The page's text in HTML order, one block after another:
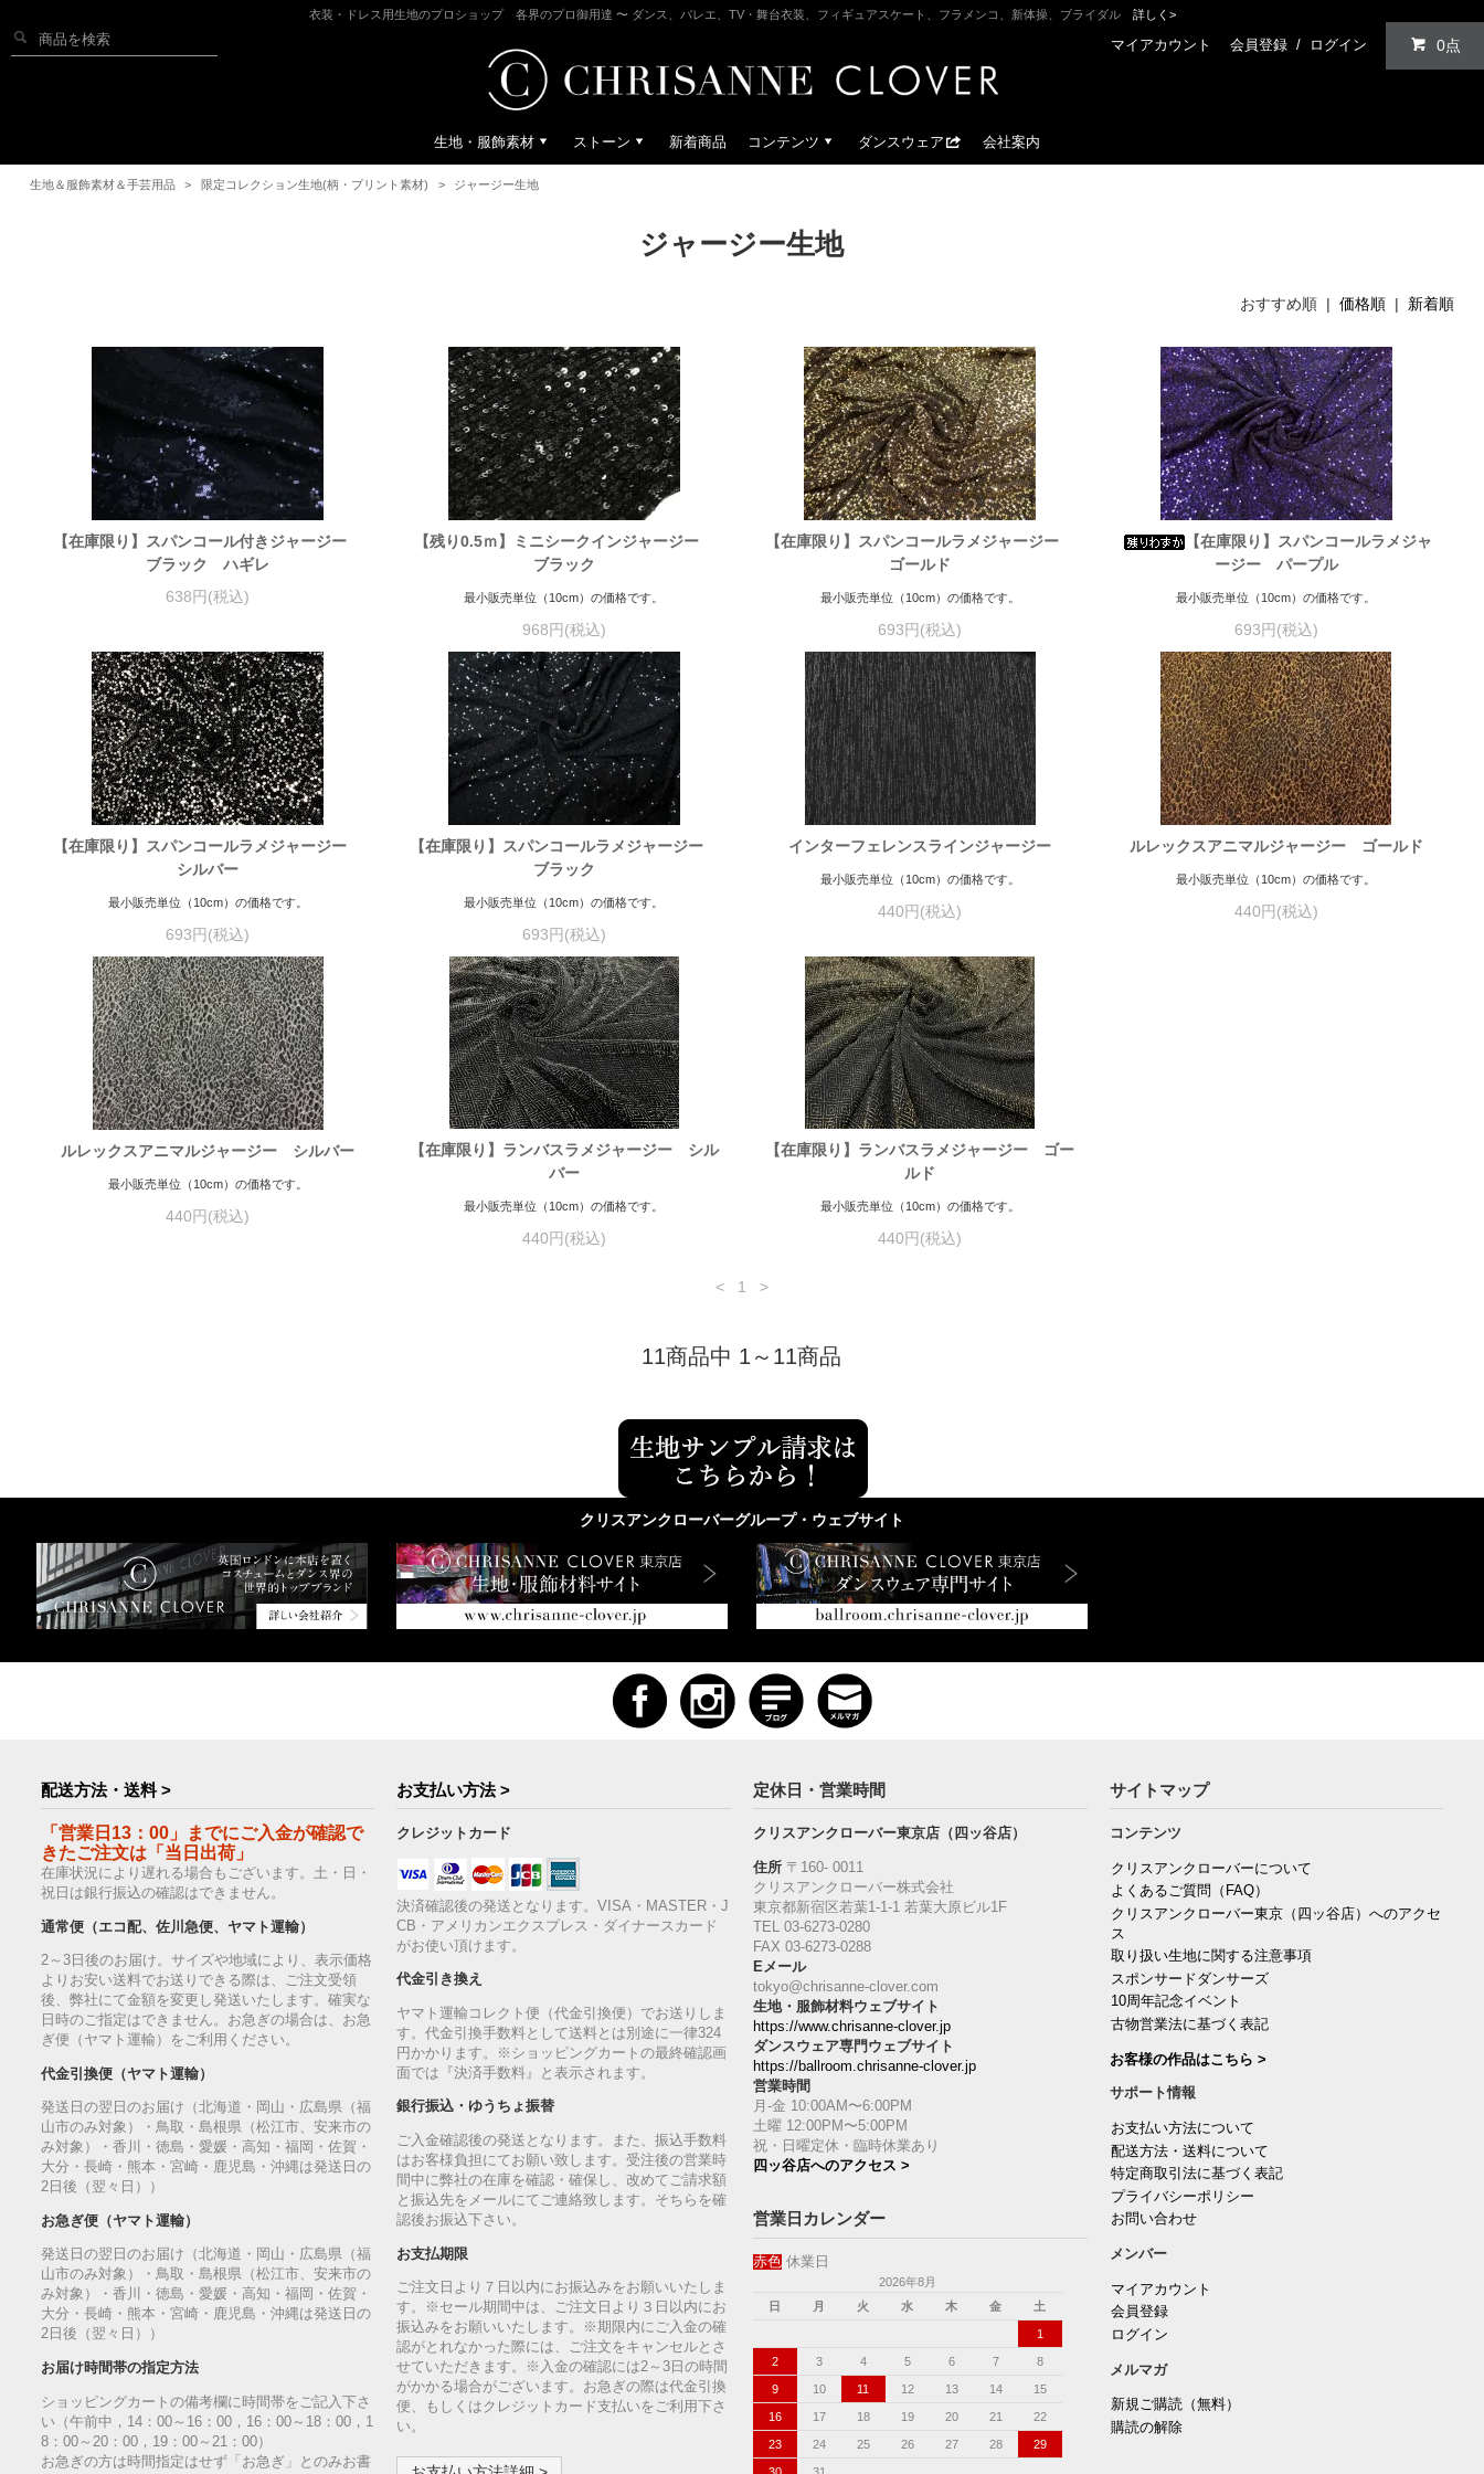
衣装・ドレス用生地のプロショップ 各界のプロ御用達 〜 ダンス、バレエ、TV・舞台衣装、フィギュアスケート、フラメンコ、新体操、ブライダル 詳しく>
マイアカウント 会員登録 / ログイン 0点
生地・服飾素材 ストーン 新着商品 コンテンツ ダンスウェア 会社案内
生地＆服飾素材＆手芸用品 > 限定コレクション生地(柄・プリント素材) > ジャージー生地
ジャージー生地
おすすめ順 |価格順 | 新着順
【在庫限り】スパンコール付きジャージー
ブラック ハギレ
638円(税込)
【残り0.5ｍ】ミニシークインジャージー
ブラック
最小販売単位（10cm）の価格です。
968円(税込)
【在庫限り】スパンコールラメジャージー
ゴールド
最小販売単位（10cm）の価格です。
693円(税込)
【在庫限り】スパンコールラメジャ
ージー パープル
最小販売単位（10cm）の価格です。
693円(税込)
【在庫限り】スパンコールラメジャージー
シルバー
最小販売単位（10cm）の価格です。
693円(税込)
【在庫限り】スパンコールラメジャージー
ブラック
最小販売単位（10cm）の価格です。
693円(税込)
インターフェレンスラインジャージー
最小販売単位（10cm）の価格です。
440円(税込)
ルレックスアニマルジャージー ゴールド
最小販売単位（10cm）の価格です。
440円(税込)
ルレックスアニマルジャージー シルバー
最小販売単位（10cm）の価格です。
440円(税込)
【在庫限り】ランバスラメジャージー シル
バー
最小販売単位（10cm）の価格です。
440円(税込)
【在庫限り】ランバスラメジャージー ゴー
ルド
最小販売単位（10cm）の価格です。
440円(税込)
< 1 >
11商品中 1～11商品
クリスアンクローバーグループ・ウェブサイト
配送方法・送料 >
「営業日13：00」までにご入金が確認で
きたご注文は「当日出荷」
在庫状況により遅れる場合もございます。土・日・
祝日は銀行振込の確認はできません。
通常便（エコ配、佐川急便、ヤマト運輸）
2～3日後のお届け。サイズや地域により、表示価格
よりお安い送料でお送りできる際は、ご注文受領
後、弊社にて金額を変更し発送いたします。確実な
日時のご指定はできません。お急ぎの場合は、お急
ぎ便（ヤマト運輸）をご利用ください。
代金引換便（ヤマト運輸）
発送日の翌日のお届け（北海道・岡山・広島県（福
山市のみ対象）・鳥取・島根県（松江市、安来市の
み対象）・香川・徳島・愛媛・高知・福岡・佐賀・
大分・長崎・熊本・宮崎・鹿児島・沖縄は発送日の
2日後（翌々日））
お急ぎ便（ヤマト運輸）
発送日の翌日のお届け（北海道・岡山・広島県（福
山市のみ対象）・鳥取・島根県（松江市、安来市の
み対象）・香川・徳島・愛媛・高知・福岡・佐賀・
大分・長崎・熊本・宮崎・鹿児島・沖縄は発送日の
2日後（翌々日））
お届け時間帯の指定方法
ショッピングカートの備考欄に時間帯をご記入下さ
い（午前中，14：00～16：00，16：00～18：00，1
8：00～20：00，19：00～21：00）
お急ぎの方は時間指定はせず「お急ぎ」とのみお書
お支払い方法 >
クレジットカード
決済確認後の発送となります。VISA・MASTER・J
CB・アメリカンエクスプレス・ダイナースカード
がお使い頂けます。
代金引き換え
ヤマト運輸コレクト便（代金引換便）でお送りしま
す。代金引換手数料として送料とは別途に一律324
円かかります。※ショッピングカートの最終確認画
面では『決済手数料』と表示されます。
銀行振込・ゆうちょ振替
ご入金確認後の発送となります。また、振込手数料
はお客様負担にてお願い致します。受注後の営業時
間中に弊社の在庫を確認・確保し、改めてご請求額
と振込先をメールにてご連絡致します。そちらを確
認後お振込下さい。
お支払期限
ご注文日より７日以内にお振込みをお願いいたしま
す。※セール期間中は、ご注文日より３日以内にお
振込みをお願いいたします。※期限内にご入金の確
認がとれなかった際には、ご注文をキャンセルとさ
せていただきます。※入金の確認には2～3日の時間
がかかる場合がございます。お急ぎの際は代金引換
便、もしくはクレジットカード支払いをご利用下さ
い。
定休日・営業時間
クリスアンクローバー東京店（四ッ谷店）
住所〒160‐ 0011
クリスアンクローバー株式会社
東京都新宿区若葉1‐1-1 若葉大原ビル1F
TEL 03-6273-0280
FAX 03-6273-0288
Eメール
tokyo@chrisanne-clover.com
生地・服飾材料ウェブサイト
https://www.chrisanne-clover.jp
ダンスウェア専門ウェブサイト
https://ballroom.chrisanne-clover.jp
営業時間
月-金 10:00AM〜6:00PM
土曜 12:00PM〜5:00PM
祝・日曜定休・臨時休業あり
四ッ谷店へのアクセス >
営業日カレンダー
赤色休業日
2026年8月
日
月 火 水 木 金 土
1
2 3 4 5 6 7 8
9 10 11 12 13 14 15
16 17 18 19 20 21 22
23 24 25 26 27 28 29
サイトマップ
コンテンツ
クリスアンクローバーについて
よくあるご質問（FAQ）
クリスアンクローバー東京（四ッ谷店）へのアクセ
ス
取り扱い生地に関する注意事項
スポンサードダンサーズ
10周年記念イベント
古物営業法に基づく表記
お客様の作品はこちら >
サポート情報
お支払い方法について
配送方法・送料について
特定商取引法に基づく表記
プライバシーポリシー
お問い合わせ
メンバー
マイアカウント
会員登録
ログイン
メルマガ
新規ご購読（無料）
購読の解除